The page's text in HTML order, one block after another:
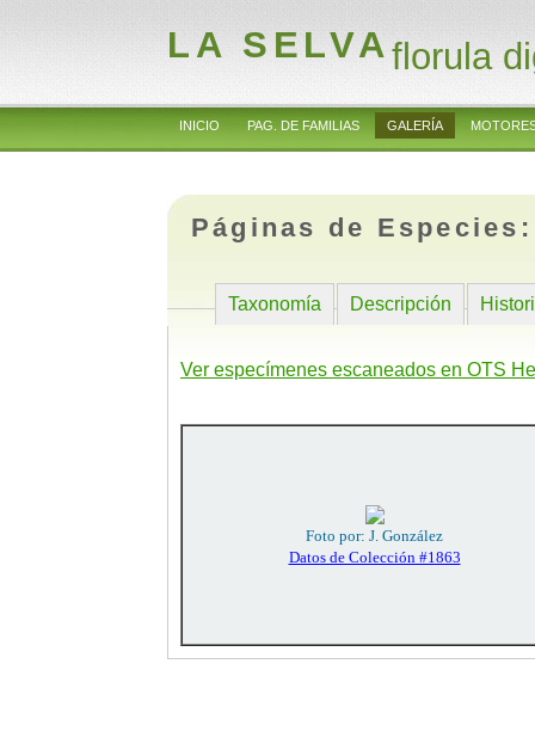
LA SELVAflorula
INICIO PAG. DE FAMILIAS GALERÍA
Páginas de
Taxonomía Descripción
Ver especímenes escaneados en OTS
Foto por: J. González
Datos de Colección #1863